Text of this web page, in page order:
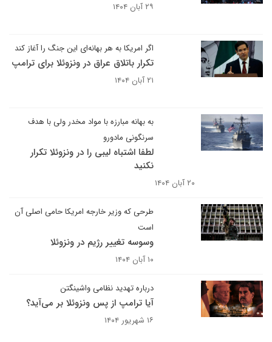
۲۹ آبان ۱۴۰۴
اگر امریکا به هر بهانه‌ای این جنگ را آغاز کند
تکرار باتلاق عراق در ونزوئلا برای ترامپ
۲۱ آبان ۱۴۰۴
به بهانه مبارزه با مواد مخدر ولی با هدف
سرنگونی مادورو
لطفا اشتباه لیبی را در ونزوئلا تکرار
نکنید
۲۰ آبان ۱۴۰۴
طرحی که وزیر خارجه امریکا حامی اصلی آن
است
وسوسه تغییر رژیم در ونزوئلا
۱۰ آبان ۱۴۰۴
درباره تهدید نظامی واشینگتن
آیا ترامپ از پس ونزوئلا بر می‌آید؟
۱۶ شهریور ۱۴۰۴